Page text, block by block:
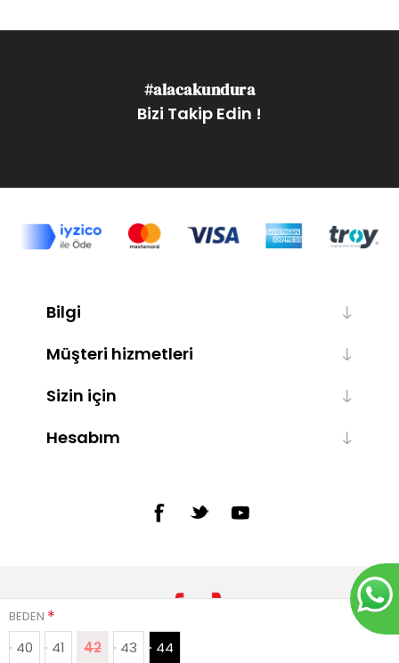
BEDEN *
40 41 42 43 44
#alacakundura
Bizi Takip Edin !
Bilgi
Müşteri hizmetleri
Sizin için
Hesabım